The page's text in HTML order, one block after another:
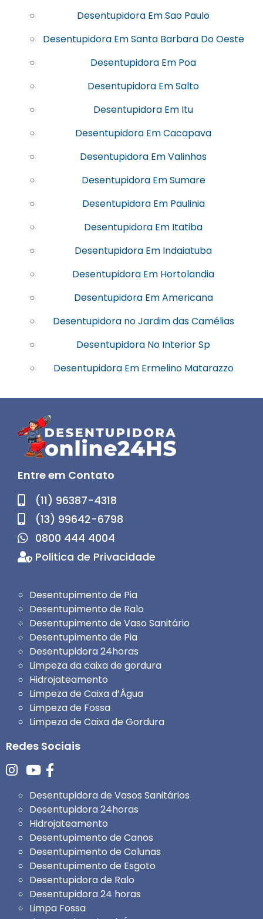
Desentupidora Em Sao Paulo
Desentupidora Em Santa Barbara Do Oeste
Desentupidora Em Poa
Desentupidora Em Salto
Desentupidora Em Itu
Desentupidora Em Cacapava
Desentupidora Em Valinhos
Desentupidora Em Sumare
Desentupidora Em Paulinia
Desentupidora Em Itatiba
Desentupidora Em Indaiatuba
Desentupidora Em Hortolandia
Desentupidora Em Americana
Desentupidora no Jardim das Camélias
Desentupidora No Interior Sp
Desentupidora Em Ermelino Matarazzo
Entre em Contato
(11) 96387-4318
(13) 99642-6798
0800 444 4004
Politica de Privacidade
Desentupimento de Pia
Desentupimento de Ralo
Desentupimento de Vaso Sanitário
Desentupimento de Pia
Desentupidora 24horas
Limpeza da caixa de gordura
Hidrojateamento
Limpeza de Caixa d’Água
Limpeza de Fossa
Limpeza de Caixa de Gordura
Redes Sociais
Desentupidora de Vasos Sanitários
Desentupidora 24horas
Hidrojateamento
Desentupimento de Canos
Desentupimento de Colunas
Desentupimento de Esgoto
Desentupidora de Ralo
Desentupidora 24 horas
Limpa Fossa